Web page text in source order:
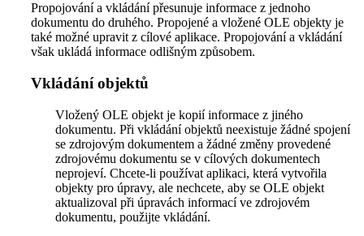
Propojování a vkládání přesunuje informace z jednoho
dokumentu do druhého. Propojené a vložené OLE objekty je
také možné upravit z cílové aplikace. Propojování a vkládání
však ukládá informace odlišným způsobem.
Vkládání objektů
Vložený OLE objekt je kopií informace z jiného
dokumentu. Při vkládání objektů neexistuje žádné spojení
se zdrojovým dokumentem a žádné změny provedené
zdrojovému dokumentu se v cílových dokumentech
neprojeví. Chcete-li používat aplikaci, která vytvořila
objekty pro úpravy, ale nechcete, aby se OLE objekt
aktualizoval při úpravách informací ve zdrojovém
dokumentu, použijte vkládání.